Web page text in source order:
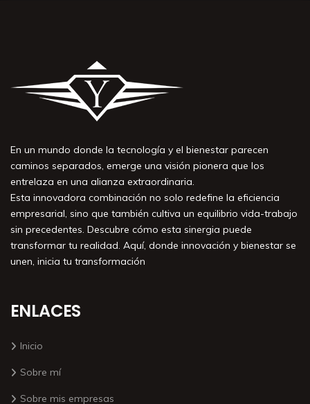
En un mundo donde la tecnología y el bienestar parecen
caminos separados, emerge una visión pionera que los
entrelaza en una alianza extraordinaria.
Esta innovadora combinación no solo redefine la eficiencia
empresarial, sino que también cultiva un equilibrio vida-trabajo
sin precedentes. Descubre cómo esta sinergia puede
transformar tu realidad. Aquí, donde innovación y bienestar se
unen, inicia tu transformación
ENLACES
Inicio
Sobre mí
Sobre mis empresas